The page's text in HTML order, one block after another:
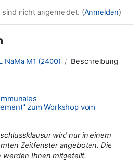
sind nicht angemeldet. (Anmelden)
NaMa M1 (2400) Beschreibung
zum Workshop vom
wird nur in einem
Zeitfenster angeboten. Die
werden Ihnen mitgeteilt.